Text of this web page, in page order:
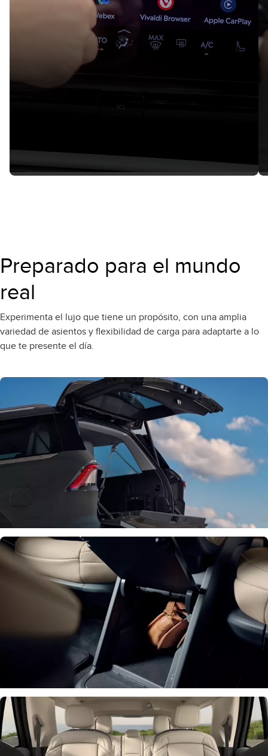
Preparado para el mundo
real
Experimenta el lujo que tiene un propósito, con una amplia
variedad de asientos y flexibilidad de carga para adaptarte a lo
que te presente el día.